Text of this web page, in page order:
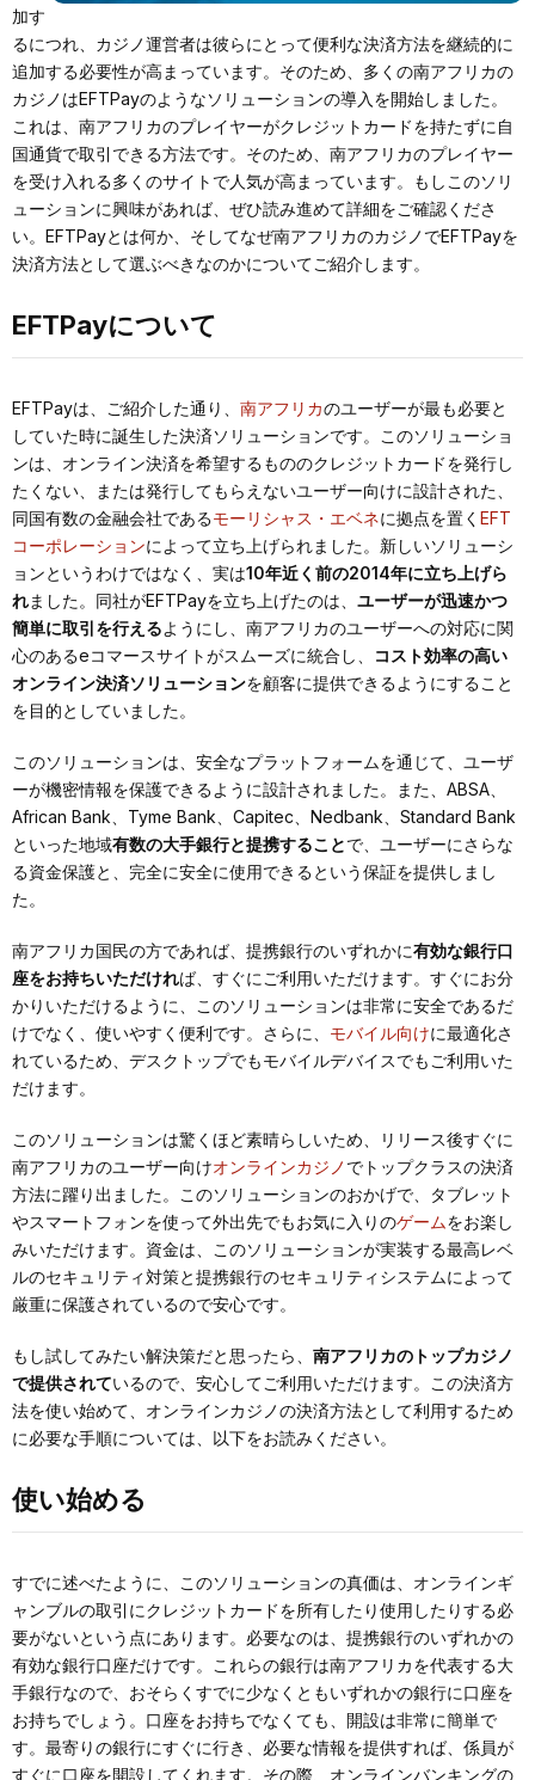
加す
るにつれ、カジノ運営者は彼らにとって便利な決済方法を継続的に
追加する必要性が高まっています。そのため、多くの南アフリカの
カジノはEFTPayのようなソリューションの導入を開始しました。
これは、南アフリカのプレイヤーがクレジットカードを持たずに自
国通貨で取引できる方法です。そのため、南アフリカのプレイヤー
を受け入れる多くのサイトで人気が高まっています。もしこのソリ
ューションに興味があれば、ぜひ読み進めて詳細をご確認くださ
い。EFTPayとは何か、そしてなぜ南アフリカのカジノでEFTPayを
決済方法として選ぶべきなのかについてご紹介します。
EFTPayについて
EFTPayは、ご紹介した通り、 南アフリカのユーザーが最も必要と
していた時に誕生した決済ソリューションです。このソリューショ
ンは、オンライン決済を希望するもののクレジットカードを発行し
たくない、または発行してもらえないユーザー向けに設計された、
同国有数の金融会社であるモーリシャス・エベネに拠点を置く EFT
コーポレーションによって立ち上げられました。新しいソリューシ
ョンというわけではなく、実は10年近く前の2014年に立ち上げら
れました。同社がEFTPayを立ち上げたのは、 ユーザーが迅速かつ
簡単に取引を行えるようにし、南アフリカのユーザーへの対応に関
心のあるeコマースサイトがスムーズに統合し、
コスト効率の高い
オンライン決済ソリューションを顧客に提供できるようにすること
を目的としていました。
このソリューションは、安全なプラットフォームを通じて、ユーザ
ーが機密情報を保護できるように設計されました。また、ABSA、
African Bank、Tyme Bank、Capitec、Nedbank、Standard Bank
といった地域有数の大手銀行と提携することで、ユーザーにさらな
る資金保護と、完全に安全に使用できるという保証を提供しまし
た。
南アフリカ国民の方であれば、提携銀行のいずれかに有効な銀行口
座をお持ちいただければ、すぐにご利用いただけます。すぐにお分
かりいただけるように、このソリューションは非常に安全であるだ
けでなく、使いやすく便利です。さらに、 モバイル向けに最適化さ
れているため、デスクトップでもモバイルデバイスでもご利用いた
だけます。
このソリューションは驚くほど素晴らしいため、リリース後すぐに
南アフリカのユーザー向けオンラインカジノ でトップクラスの決済
方法に躍り出ました。このソリューションのおかげで、タブレット
やスマートフォンを使って外出先でもお気に入りのゲームをお楽し
みいただけます。資金は、このソリューションが実装する最高レベ
ルのセキュリティ対策と提携銀行のセキュリティシステムによって
厳重に保護されているので安心です。
もし試してみたい解決策だと思ったら、 南アフリカのトップカジノ
で提供されているので、安心してご利用いただけます。この決済方
法を使い始めて、オンラインカジノの決済方法として利用するため
に必要な手順については、以下をお読みください。
使い始める
すでに述べたように、このソリューションの真価は、オンラインギ
ャンブルの取引にクレジットカードを所有したり使用したりする必
要がないという点にあります。必要なのは、提携銀行のいずれかの
有効な銀行口座だけです。これらの銀行は南アフリカを代表する大
手銀行なので、おそらくすでに少なくともいずれかの銀行に口座を
お持ちでしょう。口座をお持ちでなくても、開設は非常に簡単で
す。最寄りの銀行にすぐに行き、必要な情報を提供すれば、係員が
すぐに口座を開設してくれます。その際、オンラインバンキングの